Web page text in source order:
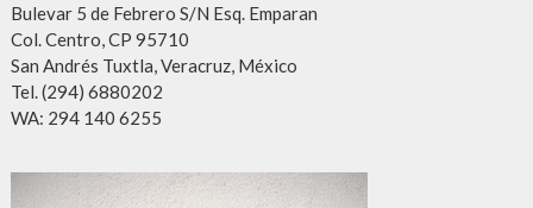
Bulevar 5 de Febrero S/N Esq. Emparan
Col. Centro, CP 95710
San Andrés Tuxtla, Veracruz, México
Tel. (294) 6880202
WA: 294 140 6255